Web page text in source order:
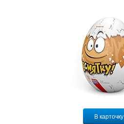
В карточку